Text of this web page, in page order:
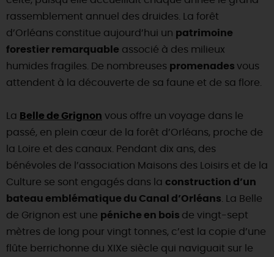
rassemblement annuel des druides. La forêt
d’Orléans constitue aujourd’hui un patrimoine
forestier remarquable associé à des milieux
humides fragiles. De nombreuses promenades vous
attendent à la découverte de sa faune et de sa flore.
La Belle de Grignon vous offre un voyage dans le
passé, en plein cœur de la forêt d’Orléans, proche de
la Loire et des canaux. Pendant dix ans, des
bénévoles de l’association Maisons des Loisirs et de la
Culture se sont engagés dans la construction d’un
bateau emblématique du Canal d’Orléans . La Belle
de Grignon est une péniche en bois de vingt-sept
mètres de long pour vingt tonnes, c’est la copie d’une
flûte berrichonne du XIXe siècle qui naviguait sur le